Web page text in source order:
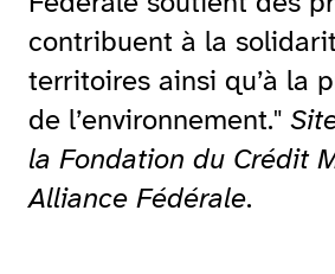
contribuent à la
territoires ainsi qu’à la
de l’environnement."
la Fondation du Crédit
Alliance Fédérale.